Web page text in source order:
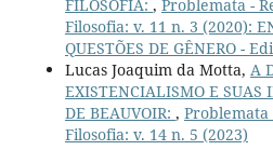
FILOSOFIA: , Problemata -
Filosofia: v. 11 n. 3 (2020):
QUESTÕES DE GÊNERO -
Lucas Joaquim da Motta, A
EXISTENCIALISMO E SUAS
DE BEAUVOIR: ,
Filosofia: v. 14 n. 5 (2023)